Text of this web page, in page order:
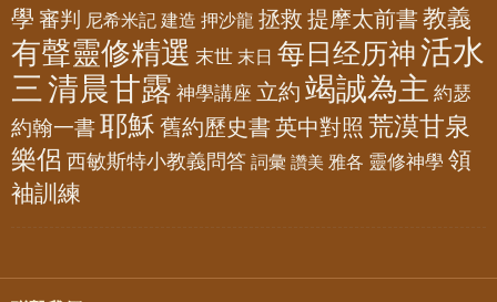
學 審判 尼希米記 建造 押沙龍 拯救 提摩太前書 教義
有聲靈修精選 末世 末日 每日经历神活水
三 清晨甘露 神學講座 立約 竭誠為主 約瑟
約翰一書耶穌 舊約歷史書 英中對照 荒漠甘泉
樂侶 西敏斯特小教義問答 詞彙 讚美 雅各 靈修神學 領
袖訓練